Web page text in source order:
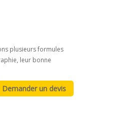
plusieurs formules
leur bonne